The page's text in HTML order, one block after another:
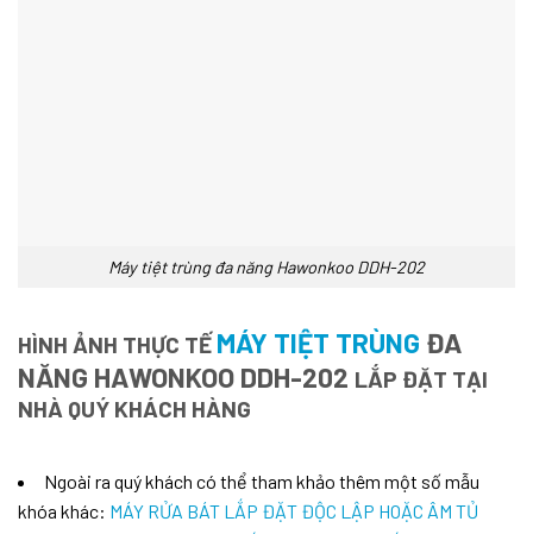
Máy tiệt trùng đa năng Hawonkoo DDH-202
HÌNH ẢNH THỰC TẾ MÁY TIỆT TRÙNG ĐA
NĂNG HAWONKOO DDH-202 LẮP ĐẶT TẠI
NHÀ QUÝ KHÁCH HÀNG
Ngoài ra quý khách có thể tham khảo thêm một số mẫu
khóa khác: MÁY RỬA BÁT LẮP ĐẶT ĐỘC LẬP HOẶC ÂM TỦ